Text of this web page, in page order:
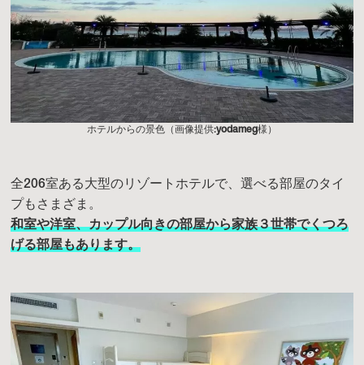
ホテルからの景色（画像提供:yodameg様）
全206室ある大型のリゾートホテルで、選べる部屋のタイ
プもさまざま。
和室や洋室、カップル向きの部屋から家族３世帯でくつろ
げる部屋もあります。